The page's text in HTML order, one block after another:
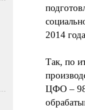
2014
Так, по
ЦФО –